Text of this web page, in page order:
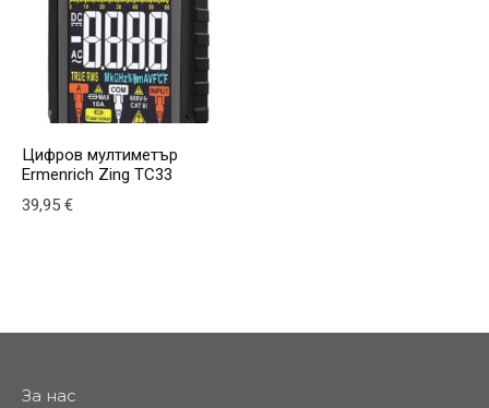
Цифров мултиметър
Ermenrich Zing TC33
39,95 €
За нас